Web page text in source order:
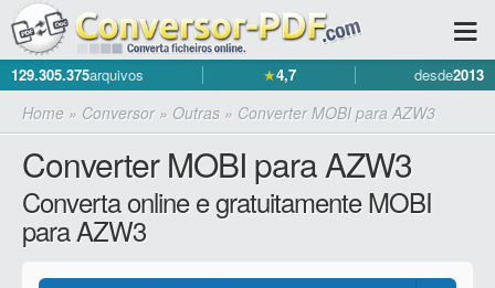
129.305.375arquivos ★4,7 desde2013
Home » Conversor» Outras » Converter MOBI para AZW3
Converter MOBI para AZW3
Converta online e gratuitamente MOBI
para AZW3